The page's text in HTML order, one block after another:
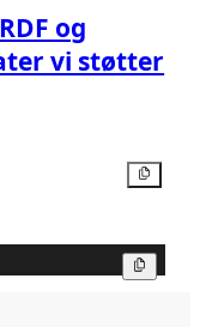
og
vi støtter